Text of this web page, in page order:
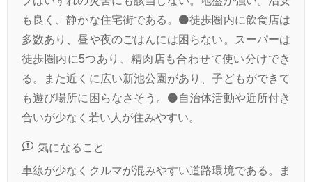
も良く、静かな住宅街である。⚫徒歩圏内に飲食店は
多数あり、昼や夜のごはんには困らない。スーパーは
徒歩圏内に5つあり、精肉店も合わせて使い分けでき
る。また近くに広い新池公園があり、子どもができて
も遊び場所に困らなさそう。⚫自治体活動や近所付き
合いが少なく若い人が住みやすい。
気になること
車線が少なくクルマが混みやすい道路環境である。ま